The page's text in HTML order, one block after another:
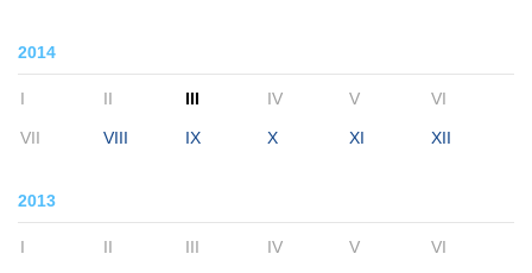
2014
I II III IV V VI
VII VIII IX X XI XII
2013
I II III IV V
VI